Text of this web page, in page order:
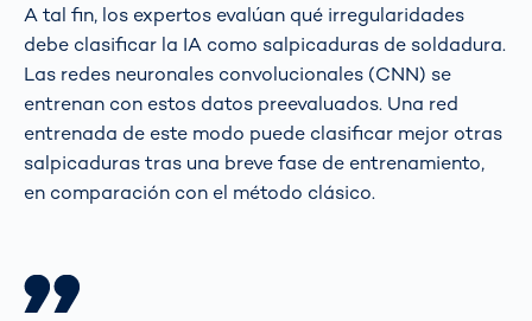
A tal fin, los expertos evalúan qué irregularidades
debe clasificar la IA como salpicaduras de soldadura.
Las redes neuronales convolucionales (CNN) se
entrenan con estos datos preevaluados. Una red
entrenada de este modo puede clasificar mejor otras
salpicaduras tras una breve fase de entrenamiento,
en comparación con el método clásico.